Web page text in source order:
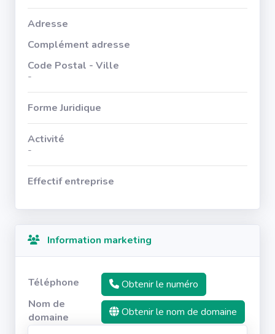
Adresse
Complément adresse
Code Postal - Ville
-
Forme Juridique
Activité
-
Effectif entreprise
Information marketing
Téléphone
Obtenir le numéro
Nom de
domaine
Obtenir le nom de domaine